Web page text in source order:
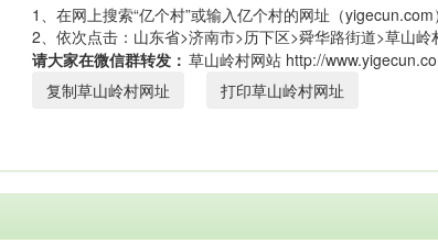
1、在网上搜索“亿个村”或输入亿个村的网址（yigecun.com
2、依次点击：山东省>济南市>历下区>舜华路街道>草山岭
请大家在微信群转发：
复制草山岭村网址
打印草山岭村网址